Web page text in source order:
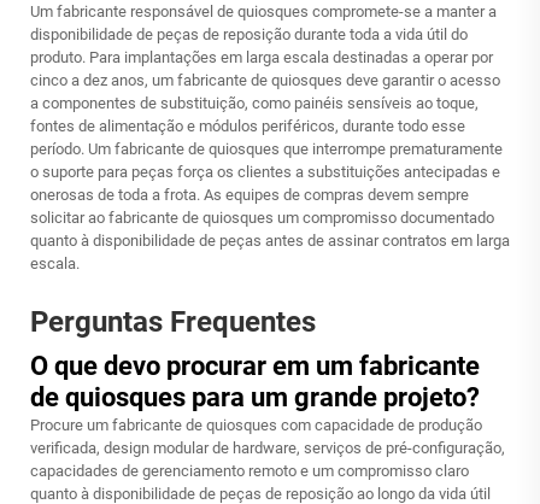
Um fabricante responsável de quiosques compromete-se a manter a
disponibilidade de peças de reposição durante toda a vida útil do
produto. Para implantações em larga escala destinadas a operar por
cinco a dez anos, um fabricante de quiosques deve garantir o acesso
a componentes de substituição, como painéis sensíveis ao toque,
fontes de alimentação e módulos periféricos, durante todo esse
período. Um fabricante de quiosques que interrompe prematuramente
o suporte para peças força os clientes a substituições antecipadas e
onerosas de toda a frota. As equipes de compras devem sempre
solicitar ao fabricante de quiosques um compromisso documentado
quanto à disponibilidade de peças antes de assinar contratos em larga
escala.
Perguntas Frequentes
O que devo procurar em um fabricante
de quiosques para um grande projeto?
Procure um fabricante de quiosques com capacidade de produção
verificada, design modular de hardware, serviços de pré-configuração,
capacidades de gerenciamento remoto e um compromisso claro
quanto à disponibilidade de peças de reposição ao longo da vida útil